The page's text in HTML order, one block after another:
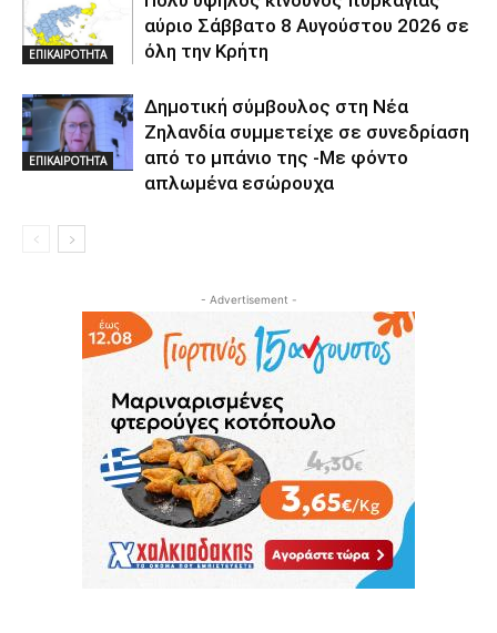
ΕΠΙΚΑΙΡΟΤΗΤΑ
αύριο Σάββατο 8 Αυγούστου 2026 σε
όλη την Κρήτη
ΕΠΙΚΑΙΡΟΤΗΤΑ
Δημοτική σύμβουλος στη Νέα
Ζηλανδία συμμετείχε σε συνεδρίαση
από το μπάνιο της -Με φόντο
απλωμένα εσώρουχα
- Advertisement -